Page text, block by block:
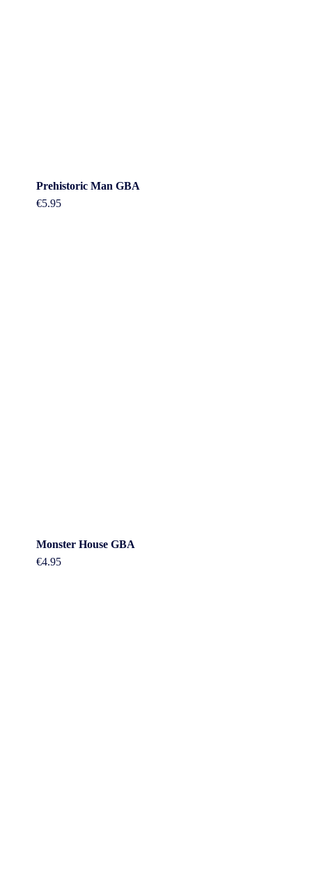
Prehistoric Man GBA
€5.95
Monster House GBA
€4.95